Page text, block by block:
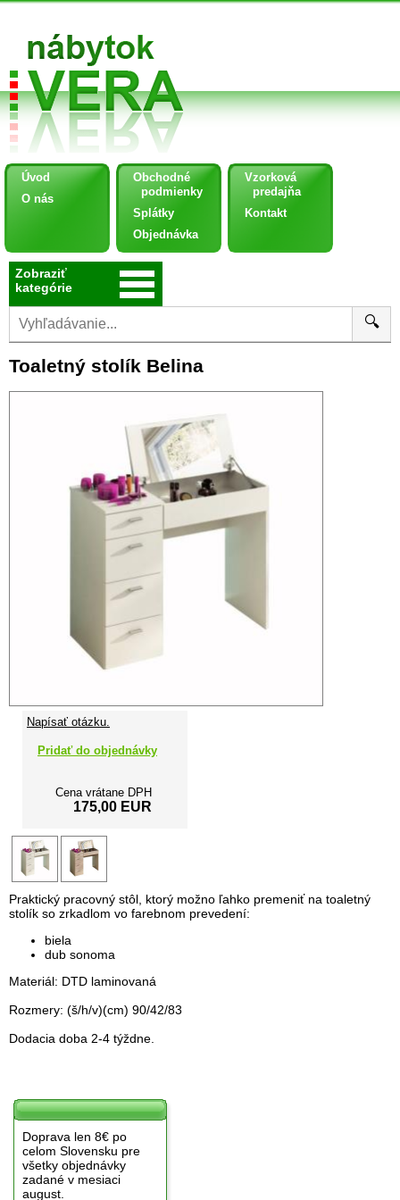
Úvod
O nás
Obchodné
podmienky
Splátky
Objednávka
Vzorková
predajňa
Kontakt
Zobraziť
kategórie
🔍
Toaletný stolík Belina
Napísať otázku.
Pridať do objednávky
Cena vrátane DPH
175,00 EUR
Praktický pracovný stôl, ktorý možno ľahko premeniť na toaletný
stolík so zrkadlom vo farebnom prevedení:
biela
dub sonoma
Materiál: DTD laminovaná
Rozmery: (š/h/v)(cm) 90/42/83
Dodacia doba 2-4 týždne.
Doprava len 8€ po
celom Slovensku pre
všetky objednávky
zadané v mesiaci
august.